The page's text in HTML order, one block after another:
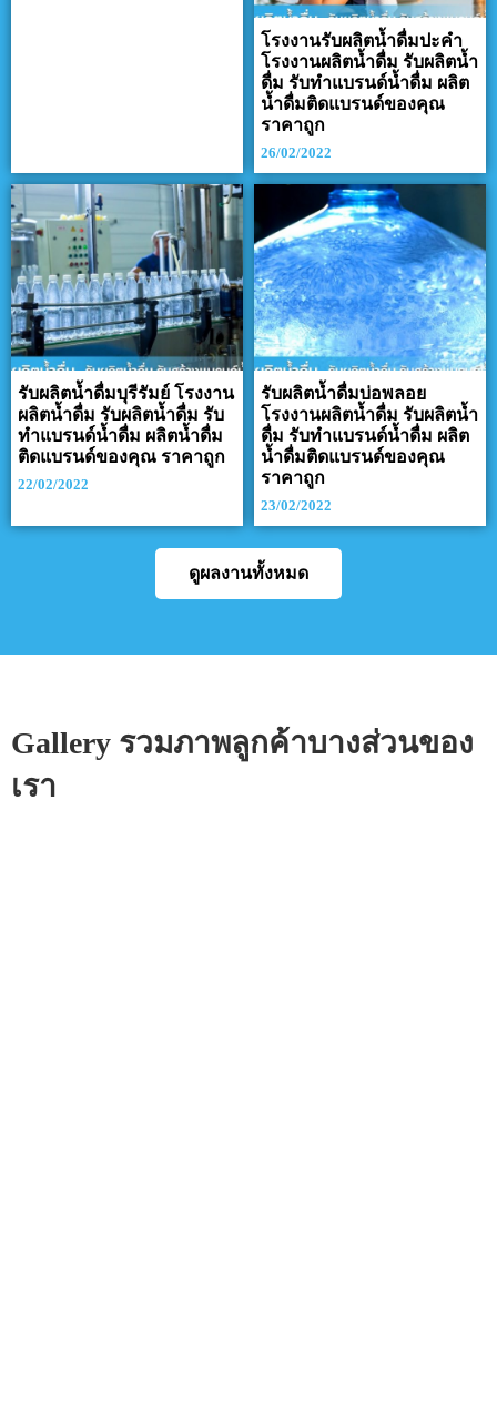
โรงงานรับผลิตน้ำดื่มปะคำ
โรงงานผลิตน้ำดื่ม รับผลิตน้ำ
ดื่ม รับทำแบรนด์น้ำดื่ม ผลิต
น้ำดื่มติดแบรนด์ของคุณ
ราคาถูก
26/02/2022
รับผลิตน้ำดื่มบุรีรัมย์ โรงงาน
ผลิตน้ำดื่ม รับผลิตน้ำดื่ม รับ
ทำแบรนด์น้ำดื่ม ผลิตน้ำดื่ม
ติดแบรนด์ของคุณ ราคาถูก
22/02/2022
รับผลิตน้ำดื่มบ่อพลอย
โรงงานผลิตน้ำดื่ม รับผลิตน้ำ
ดื่ม รับทำแบรนด์น้ำดื่ม ผลิต
น้ำดื่มติดแบรนด์ของคุณ
ราคาถูก
23/02/2022
ดูผลงานทั้งหมด
Gallery รวมภาพลูกค้าบางส่วนของ
เรา